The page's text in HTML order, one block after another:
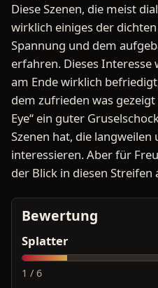
Diese Szenen, die meist
wirklich einiges der
Spannung und dem
erfahren. Dieses
am Ende wirklich
dem zufrieden was
Eye“ ein guter
Szenen hat, die
interessieren. Aber für
der Blick in diesen Streifen
Bewertung
Splatter
1 / 6